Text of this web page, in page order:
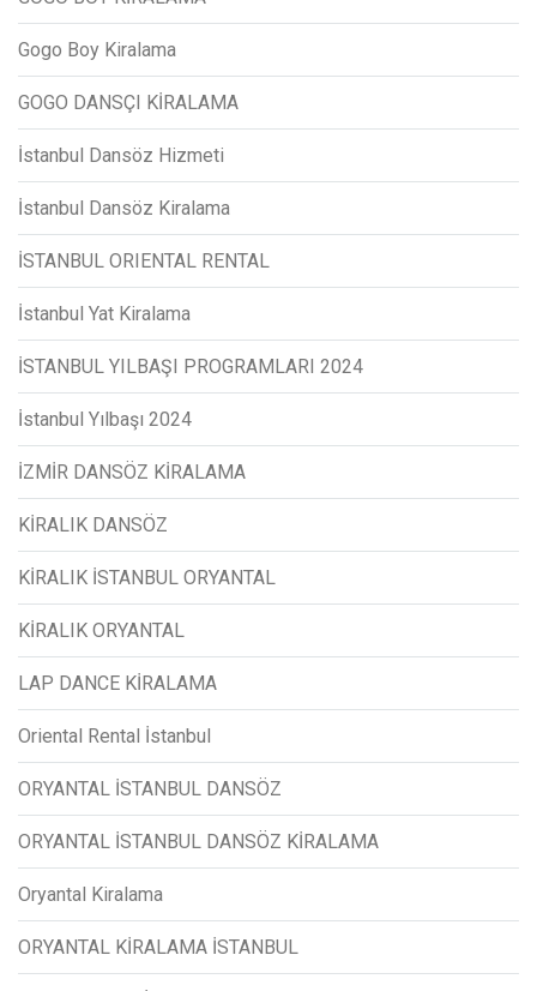
Gogo Boy Kiralama
GOGO DANSÇI KİRALAMA
İstanbul Dansöz Hizmeti
İstanbul Dansöz Kiralama
İSTANBUL ORIENTAL RENTAL
İstanbul Yat Kiralama
İSTANBUL YILBAŞI PROGRAMLARI 2024
İstanbul Yılbaşı 2024
İZMİR DANSÖZ KİRALAMA
KİRALIK DANSÖZ
KİRALIK İSTANBUL ORYANTAL
KİRALIK ORYANTAL
LAP DANCE KİRALAMA
Oriental Rental İstanbul
ORYANTAL İSTANBUL DANSÖZ
ORYANTAL İSTANBUL DANSÖZ KİRALAMA
Oryantal Kiralama
ORYANTAL KİRALAMA İSTANBUL